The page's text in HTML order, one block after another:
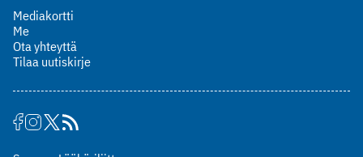
Mediakortti
Me
Ota yhteyttä
Tilaa uutiskirje